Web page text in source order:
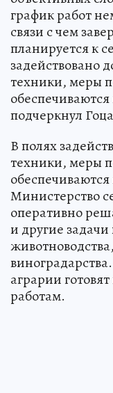
график работ
связи с чем
планируется к
задействовано
техники, меры
подчеркнул
В полях
техники, меры
Министерство
оперативно
и другие задачи
аграрии
работам.